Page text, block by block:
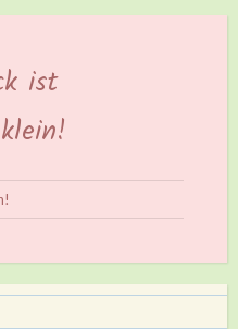
ist